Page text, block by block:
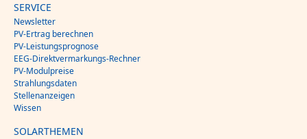
SERVICE
Newsletter
PV-Ertrag berechnen
PV-Leistungsprognose
EEG-Direktvermarkungs-Rechner
PV-Modulpreise
Strahlungsdaten
Stellenanzeigen
Wissen
SOLARTHEMEN